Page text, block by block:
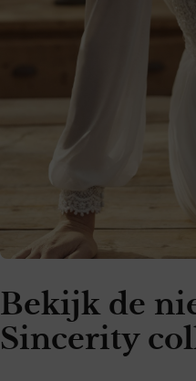
Bekijk de
Sincerity